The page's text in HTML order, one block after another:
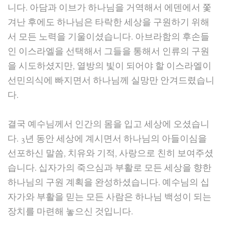
니다. 아담과 이브가 하나님을 거역해서 에덴에서 쫓
겨난 후에도 하나님은 타락한 세상을 구원하기 위해
서 모든 노력을 기울이셨습니다. 아브라함의 후손들
인 이스라엘을 선택해서 그들을 통해서 인류의 구원
을 시도하셨지만, 열방의 빛이 되어야 할 이스라엘이
선민의식에 빠지면서 하나님께 실망만 안겨드렸습니
다.
결국 예수님께서 인간의 몸을 입고 세상에 오셨습니
다. 3년 동안 세상에 계시면서 하나님의 아들이심을
선포하신 말씀, 치유와 기적, 사랑으로 친히 보여주셨
습니다. 십자가의 죽으심과 부활로 모든 세상을 향한
하나님의 구원 계획을 완성하셨습니다. 예수님의 십
자가와 부활을 믿는 모든 사람은 하나님 백성이 되는
장치를 마련해 놓으신 것입니다.